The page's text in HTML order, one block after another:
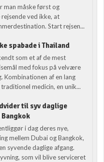
man måske først og
ved ikke, at
Start rejsen...
spabade i Thailand
som et af de mest
med fokus på velvære
Kombinationen af en lang
medicin, en unik...
til syv daglige
i dag deres nye,
mellem Dubai og Bangkok,
syvende daglige afgang.
som vil blive serviceret